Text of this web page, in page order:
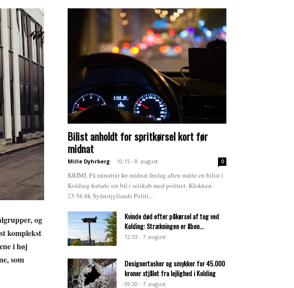
og
komplekst
i høj
som
Bilist anholdt for spritkørsel kort før
midnat
Mille Dyhrberg - 10:15 - 8. august 0
KRIMI. Få minutter før midnat fredag aften måtte en bilist i
Kolding forlade sin bil i selskab med politiet. Klokken
23.56 fik Sydøstjyllands Politi...
Kvinde død efter påkørsel af tog ved
Kolding: Strækningen er åben...
12:33 - 7. august
Designertasker og smykker for 45.000
kroner stjålet fra lejlighed i Kolding
09:20 - 7. august